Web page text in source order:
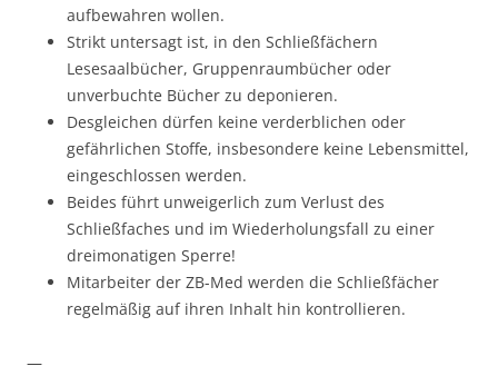
aufbewahren wollen.
Strikt untersagt ist, in den Schließfächern
Lesesaalbücher, Gruppenraumbücher oder
unverbuchte Bücher zu deponieren.
Desgleichen dürfen keine verderblichen oder
gefährlichen Stoffe, insbesondere keine Lebensmittel,
eingeschlossen werden.
Beides führt unweigerlich zum Verlust des
Schließfaches und im Wiederholungsfall zu einer
dreimonatigen Sperre!
Mitarbeiter der ZB-Med werden die Schließfächer
regelmäßig auf ihren Inhalt hin kontrollieren.
—